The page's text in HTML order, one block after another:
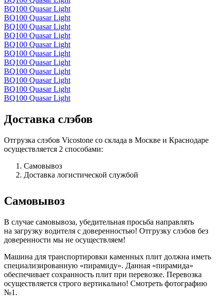
BQ100 Quasar Light
BQ100 Quasar Light
BQ100 Quasar Light
BQ100 Quasar Light
BQ100 Quasar Light
BQ100 Quasar Light
BQ100 Quasar Light
BQ100 Quasar Light
BQ100 Quasar Light
BQ100 Quasar Light
BQ100 Quasar Light
Доставка слэбов
Отгрузка слэбов Vicostone со склада в Москве и Краснодаре
осуществляется 2 способами:
Самовывоз
Доставка логистической службой
Самовывоз
В случае самовывоза, убедительная просьба направлять
на загрузку водителя с доверенностью! Отгрузку слэбов без
доверенности мы не осуществляем!
Машина для транспортировки каменных плит должна иметь
специализированную «пирамиду». Данная «пирамида»
обеспечивает сохранность плит при перевозке. Перевозка
осуществляется строго вертикально! Смотреть фотографию
№1.